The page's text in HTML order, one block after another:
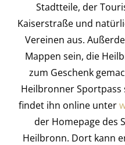
Stadtteile, der
Kaiserstraße und
Vereinen aus.
Mappen sein, die
zum Geschenk
Heilbronner
findet ihn online unter
der Homepage des
Heilbronn. Dort kann